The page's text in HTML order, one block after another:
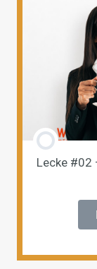
Lecke #02